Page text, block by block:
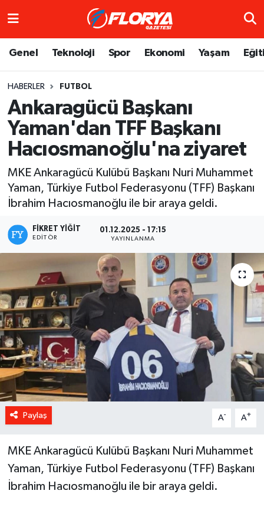
Genel Teknoloji Spor Ekonomi Yaşam
HABERLER FUTBOL
Ankaragücü Başkanı
Yaman'dan TFF Başkanı
Hacıosmanoğlu'na ziyaret
MKE Ankaragücü Kulübü Başkanı Nuri Muhammet
Yaman, Türkiye Futbol Federasyonu (TFF) Başkanı
İbrahim Hacıosmanoğlu ile bir araya geldi.
FIKRET YIĞIT
EDITÖR
01.12.2025 - 17:15
YAYINLANMA
Paylaş A- A+
MKE Ankaragücü Kulübü Başkanı Nuri Muhammet
Yaman, Türkiye Futbol Federasyonu (TFF) Başkanı
İbrahim Hacıosmanoğlu ile bir araya geldi.
Trafik Durumu
Süper Lig Puan Durumu ve Fikstür
Tüm Manşetler
Haber Arşivi